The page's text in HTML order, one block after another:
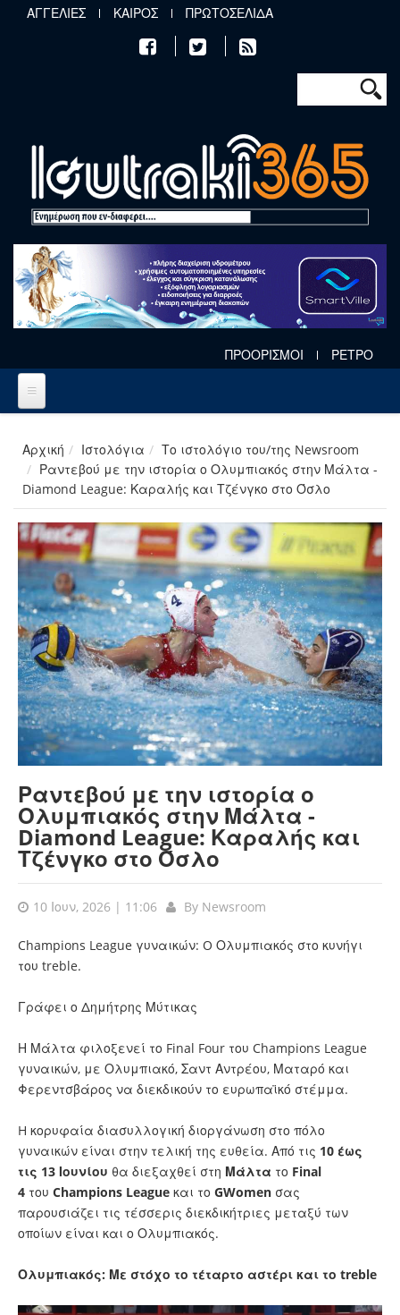
Παράκαμψη προς το κυρίως περιεχόμενο
ΑΓΓΕΛΙΕΣ ΚΑΙΡΟΣ ΠΡΩΤΟΣΕΛΙΔΑ
Φόρμα
Αναζήτηση
ΠΡΟΟΡΙΣΜΟΙ ΡΕΤΡΟ
Αρχική Ιστολόγια
Το ιστολόγιο του/της Newsroom
Ραντεβού με την ιστορία ο Ολυμπιακός στην Μάλτα -
Diamond League: Καραλής και Τζένγκο στο Όσλο
Ραντεβού με την ιστορία ο
Ολυμπιακός στην Μάλτα -
Diamond League: Καραλής και
Τζένγκο στο Όσλο
10 Ιουν, 2026 | 11:06 By Newsroom
Champions League γυναικών: O Ολυμπιακός στο κυνήγι
του treble.
Γράφει ο Δημήτρης Μύτικας
Η Μάλτα φιλοξενεί το Final Four του Champions League
γυναικών, με Ολυμπιακό, Σαντ Αντρέου, Ματαρό και
Φερεντσβάρος να διεκδικούν το ευρωπαϊκό στέμμα.
H κορυφαία διασυλλογική διοργάνωση στο πόλο
γυναικών είναι στην τελική της ευθεία. Από τις 10 έως
τις 13 Ιουνίου θα διεξαχθεί στη Μάλτα το Final
4 του Champions League και το GWomen σας
παρουσιάζει τις τέσσερις διεκδικήτριες μεταξύ των
οποίων είναι και ο Ολυμπιακός.
Ολυμπιακός: Με στόχο το τέταρτο αστέρι και το treble